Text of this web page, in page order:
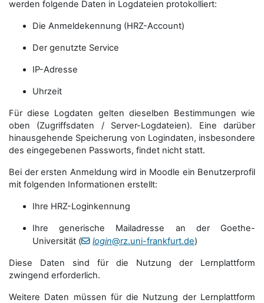
werden folgende Daten in Logdateien protokolliert:
Die Anmeldekennung (HRZ-Account)
Der genutzte Service
IP-Adresse
Uhrzeit
Für diese Logdaten gelten dieselben Bestimmungen wie
oben (Zugriffsdaten / Server-Logdateien). Eine darüber
hinausgehende Speicherung von Logindaten, insbesondere
des eingegebenen Passworts, findet nicht statt.
Bei der ersten Anmeldung wird in Moodle ein Benutzerprofil
mit folgenden Informationen erstellt:
Ihre HRZ-Loginkennung
Ihre generische Mailadresse an der Goethe-
Universität (
login@rz.uni-frankfurt.de)
Diese Daten sind für die Nutzung der Lernplattform
zwingend erforderlich.
Weitere Daten müssen für die Nutzung der Lernplattform